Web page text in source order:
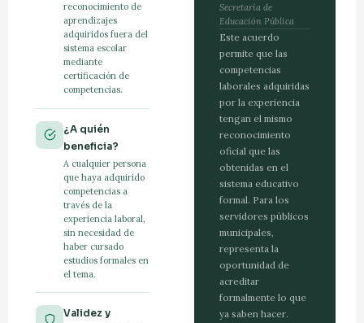
reconocimiento de
aprendizajes
adquiridos fuera del
sistema escolar
mediante
certificación de
competencias.
¿A quién
beneficia?
A cualquier persona
que haya adquirido
competencias a
través de la
experiencia laboral,
sin necesidad de
haber cursado
estudios formales en
el tema.
Validez y
Secretaría de
Educación Pública
Este acuerdo
permite que las
competencias
laborales adquiridas
por la experiencia
tengan el mismo
reconocimiento
oficial que las
obtenidas en el
sistema educativo
formal. Para los
servidores públicos
municipales,
representa la
oportunidad de
acreditar
formalmente lo que
ya saben hacer.